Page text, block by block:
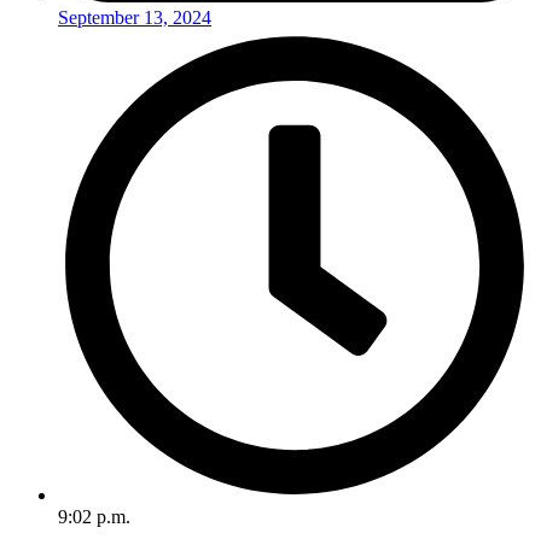
September 13, 2024
9:02 p.m.